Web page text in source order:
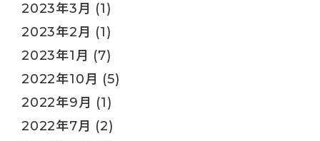
2023年3月 (1)
2023年2月 (1)
2023年1月 (7)
2022年10月 (5)
2022年9月 (1)
2022年7月 (2)